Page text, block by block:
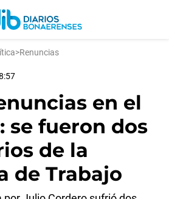
>Renuncias
en el
se fueron dos
de la
de Trabajo